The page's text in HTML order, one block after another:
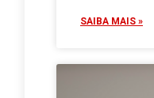
SAIBA MAIS »